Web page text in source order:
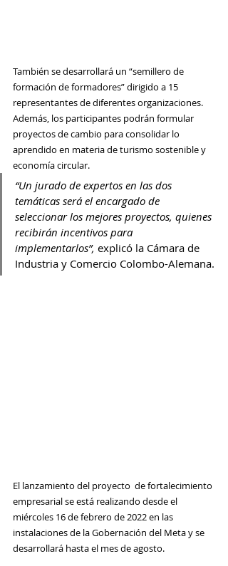
También se desarrollará un “semillero de
formación de formadores” dirigido a 15
representantes de diferentes organizaciones.
Además, los participantes podrán formular
proyectos de cambio para consolidar lo
aprendido en materia de turismo sostenible y
economía circular.
“Un jurado de expertos en las dos
temáticas será el encargado de
seleccionar los mejores proyectos, quienes
recibirán incentivos para
implementarlos”, explicó la Cámara de
Industria y Comercio Colombo-Alemana.
El lanzamiento del proyecto  de fortalecimiento
empresarial se está realizando desde el
miércoles 16 de febrero de 2022 en las
instalaciones de la Gobernación del Meta y se
desarrollará hasta el mes de agosto.